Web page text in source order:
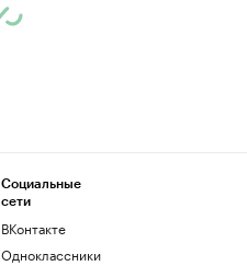
Социальные
сети
ВКонтакте
Одноклассники